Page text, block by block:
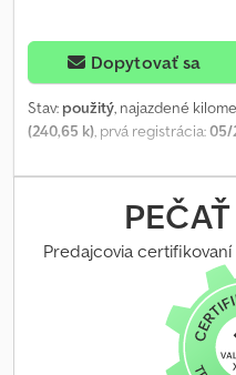
Dopytovať sa
Stav: použitý, najazdené
(240,65 k), prvá registrácia:05/
7
4 905 kg, celková hmotnosť:
, konfigurácia
, kabína vodiča:
mechanický, emisná trieda:
, dĺžka
2 480 mm,
ABS, klimatizácia,
tempomat, uzávierka
Manuálna prevodovka,
Predajcovia